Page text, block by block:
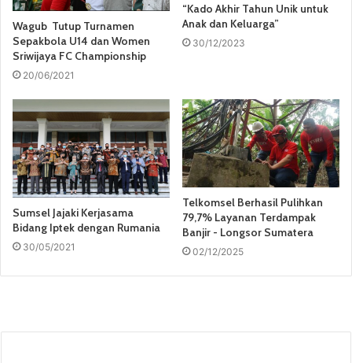
Wagub Tutup Turnamen
Sepakbola U14 dan Women
Sriwijaya FC Championship
20/06/2021
“Kado Akhir Tahun Unik untuk
Anak dan Keluarga”
30/12/2023
Sumsel Jajaki Kerjasama
Bidang Iptek dengan Rumania
30/05/2021
Telkomsel Berhasil Pulihkan
79,7% Layanan Terdampak
Banjir - Longsor Sumatera
02/12/2025